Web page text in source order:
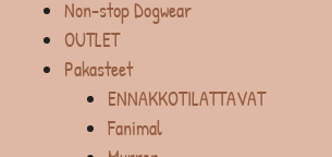
Non-stop Dogwear
OUTLET
Pakasteet
ENNAKKOTILATTAVAT
Fanimal